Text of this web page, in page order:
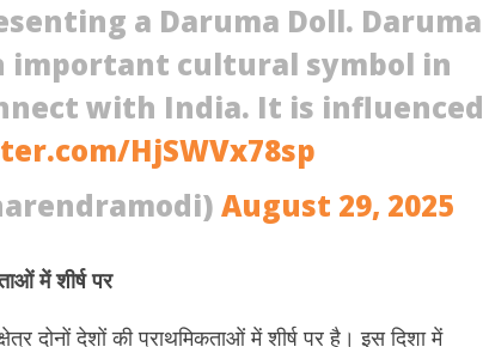
a Daruma Doll. Daruma
important cultural symbol in
with India. It is influenced
HjSWVx78sp
August 29, 2025
में शीर्ष पर
दोनों देशों की प्राथमिकताओं में शीर्ष पर है। इस दिशा में